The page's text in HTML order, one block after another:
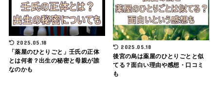
2025.05.18
「薬屋のひとりごと」壬氏の正体
とは何者？出生の秘密と母親が誰
なのかも
2025.05.18
後宮の烏は薬屋のひとりごとと似
てる？面白い理由や感想・口コミ
も